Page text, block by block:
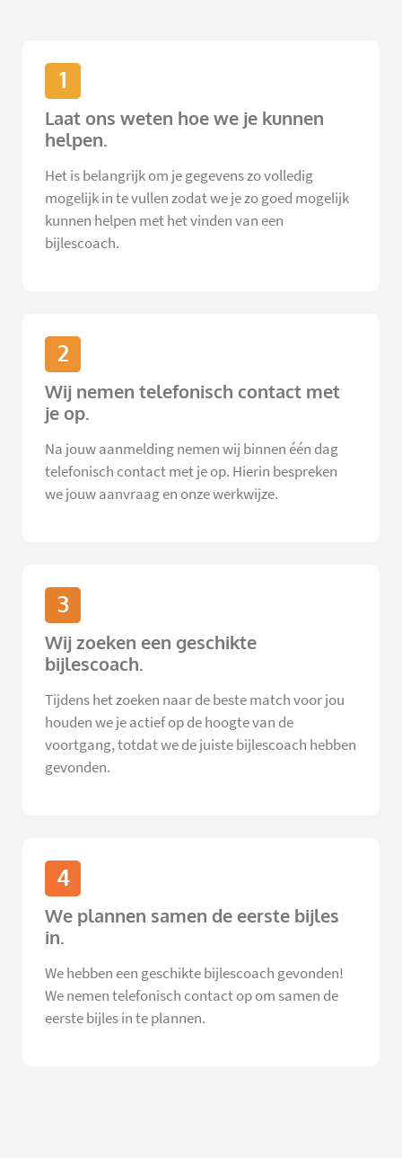
1
Laat ons weten hoe we je kunnen
helpen.
Het is belangrijk om je gegevens zo volledig
mogelijk in te vullen zodat we je zo goed mogelijk
kunnen helpen met het vinden van een
bijlescoach.
2
Wij nemen telefonisch contact met
je op.
Na jouw aanmelding nemen wij binnen één dag
telefonisch contact met je op. Hierin bespreken
we jouw aanvraag en onze werkwijze.
3
Wij zoeken een geschikte
bijlescoach.
Tijdens het zoeken naar de beste match voor jou
houden we je actief op de hoogte van de
voortgang, totdat we de juiste bijlescoach hebben
gevonden.
4
We plannen samen de eerste bijles
in.
We hebben een geschikte bijlescoach gevonden!
We nemen telefonisch contact op om samen de
eerste bijles in te plannen.